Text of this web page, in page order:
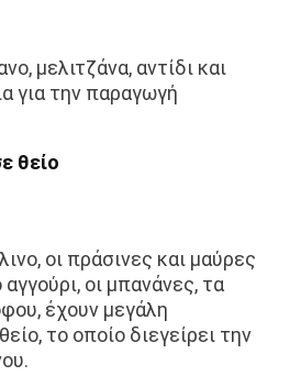
μελιτζάνα, αντίδι και
για την παραγωγή
θείο
οι πράσινες και μαύρες
οι μπανάνες, τα
έχουν μεγάλη
το οποίο διεγείρει την